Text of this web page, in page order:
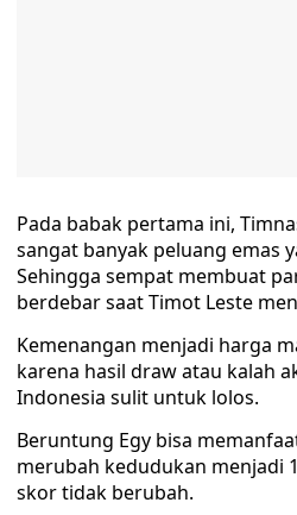
Pada babak pertama ini,
sangat banyak peluang emas
Sehingga sempat membuat
berdebar saat Timot Leste
Kemenangan menjadi harga
karena hasil draw atau kalah
Indonesia sulit untuk lolos.
Beruntung Egy bisa
merubah kedudukan menjadi
skor tidak berubah.